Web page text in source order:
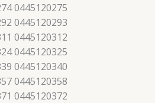
0445120275
0445120293
0445120312
0445120325
0445120340
0445120358
0445120372